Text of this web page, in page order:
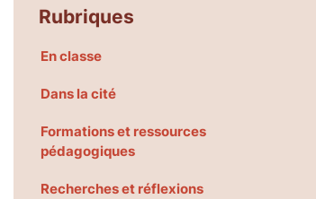
Rubriques
En classe
Dans la cité
Formations et ressources
pédagogiques
Recherches et réflexions